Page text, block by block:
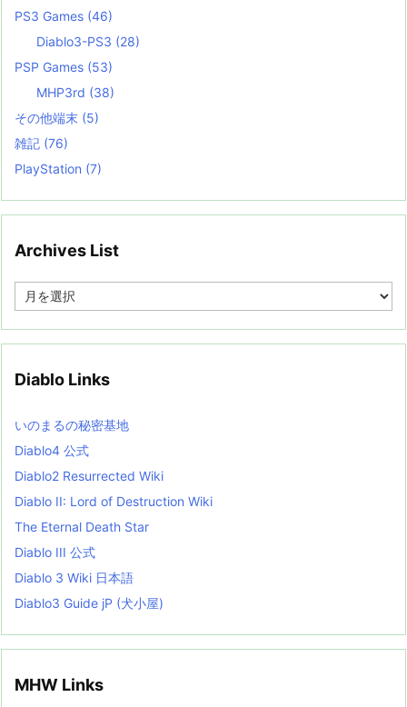
PS3 Games (46)
Diablo3-PS3 (28)
PSP Games (53)
MHP3rd (38)
その他端末 (5)
雑記 (76)
PlayStation (7)
Archives List
e
i
s
t
Diablo Links
いのまるの秘密基地
Diablo4 公式
Diablo2 Resurrected Wiki
Diablo II: Lord of Destruction Wiki
The Eternal Death Star
Diablo III 公式
Diablo 3 Wiki 日本語
Diablo3 Guide jP (犬小屋)
MHW Links